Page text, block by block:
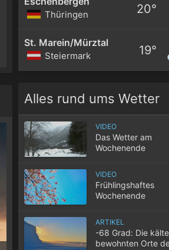
Thüringen 20°
St. Marein/Mürztal
Steiermark 19°
Alles rund ums Wetter
VIDEO
Das Wetter am
Wochenende
VIDEO
Frühlingshaftes
Wochenende
ARTIKEL
-68 Grad: Die
bewohnten Orte